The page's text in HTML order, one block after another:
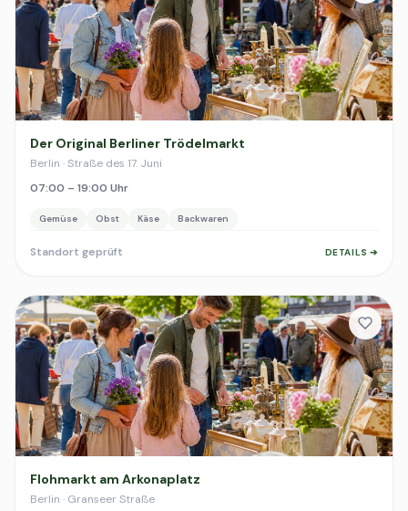
Der Original Berliner Trödelmarkt
Berlin · Straße des 17. Juni
07:00 – 19:00 Uhr
Gemüse Obst Käse Backwaren
Standort geprüft DETAILS ➔
Flohmarkt am Arkonaplatz
Berlin · Granseer Straße